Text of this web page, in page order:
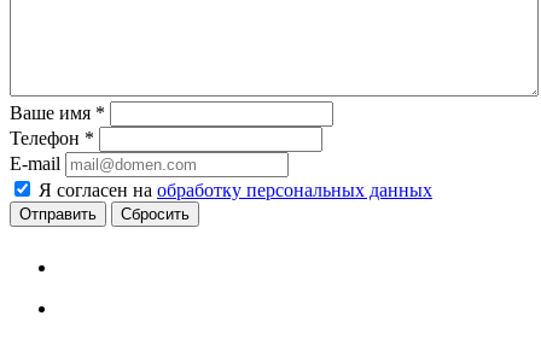
Ваше имя *
Телефон *
E-mail
Я согласен на обработку персональных данных
Сбросить